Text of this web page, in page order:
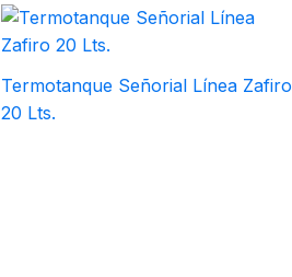
Termotanque Señorial Línea Zafiro
20 Lts.